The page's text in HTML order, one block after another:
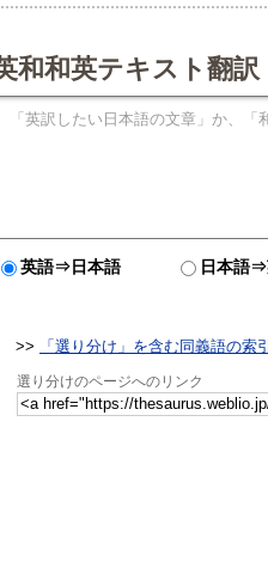
和和英テキスト翻訳
英語⇒日本語 日本語
>> 「選り分け」を含む同義語の索引
選り分けのページへのリンク